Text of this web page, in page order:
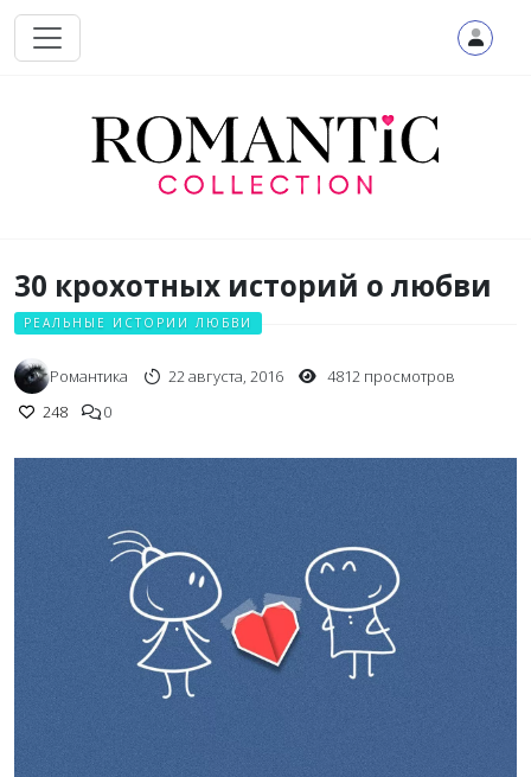
Перейти к основному содержанию
30 крохотных историй о любви
РЕАЛЬНЫЕ ИСТОРИИ ЛЮБВИ
Романтика 22 августа, 2016
4812 просмотров
248
0